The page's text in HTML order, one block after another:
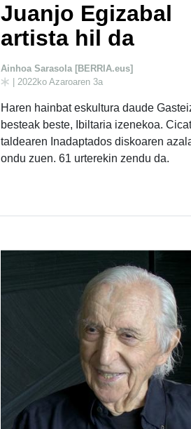
Juanjo Egizabal
artista hil da
Ainhoa Sarasola [BERRIA.eus]
| 2022ko Azaroaren 3a
Haren hainbat eskultura daude
besteak beste, Ibiltaria izenekoa.
taldearen Inadaptados diskoaren
ondu zuen. 61 urterekin zendu da.